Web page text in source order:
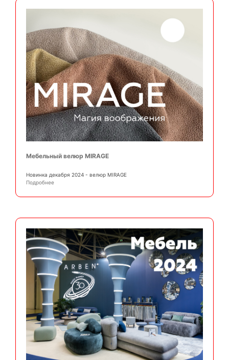
Мебельный велюр MIRAGE
Новинка декабря 2024 - велюр MIRAGE
Подробнее